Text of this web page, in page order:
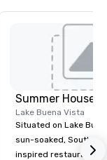
Lake Buena Vista
Situated on Lake
sun-soaked,
inspired restaurant is